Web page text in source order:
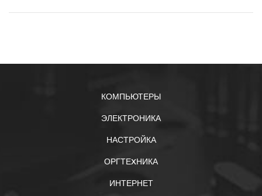
КОМПЬЮТЕРЫ
ЭЛЕКТРОНИКА
НАСТРОЙКА
ОРГТЕXНИКА
ИНТЕРНЕТ